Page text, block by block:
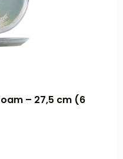
– 27,5 cm (6